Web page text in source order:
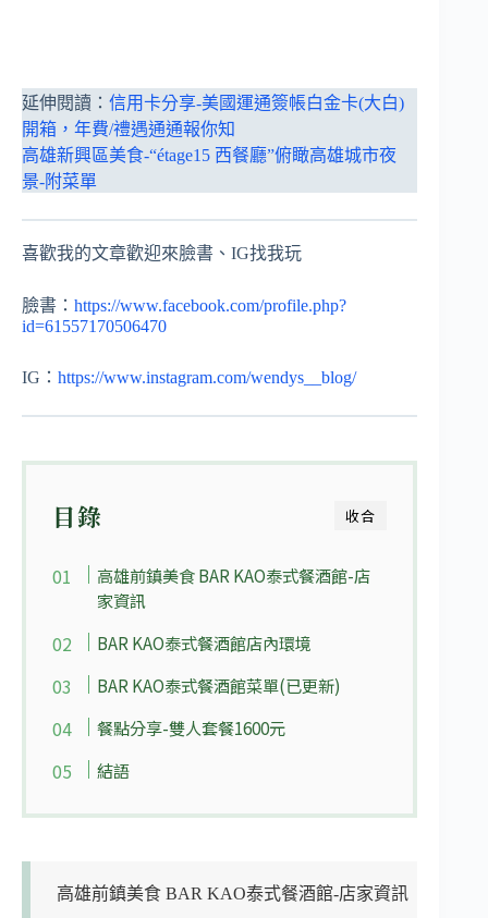
延伸閱讀： 信用卡分享-美國運通簽帳白金卡(大白)
開箱，年費/禮遇通通報你知
高雄新興區美食-“étage15 西餐廳”俯瞰高雄城市夜
景-附菜單
喜歡我的文章歡迎來臉書、IG找我玩
臉書： https://www.facebook.com/profile.php?
id=61557170506470
IG： https://www.instagram.com/wendys__blog/
收合
目錄
高雄前鎮美食 BAR KAO泰式餐酒館-店
家資訊
BAR KAO泰式餐酒館店內環境
BAR KAO泰式餐酒館菜單(已更新)
餐點分享-雙人套餐1600元
結語
高雄前鎮美食 BAR KAO泰式餐酒館-店家資訊